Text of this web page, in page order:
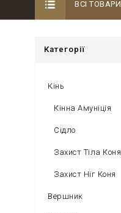
ВСІ ТОВАРИ
Категорії
Кінь
Кінна Амуніція
Сідло
Захист Тіла Коня
Захист Ніг Коня
Вершник